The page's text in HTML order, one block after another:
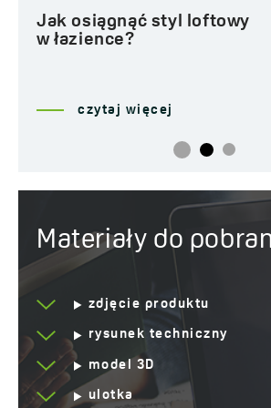
Jak osiągnąć styl loftowy
w łazience?
czytaj więcej
Materiały do
zdjęcie produktu
rysunek techniczny
model 3D
ulotka